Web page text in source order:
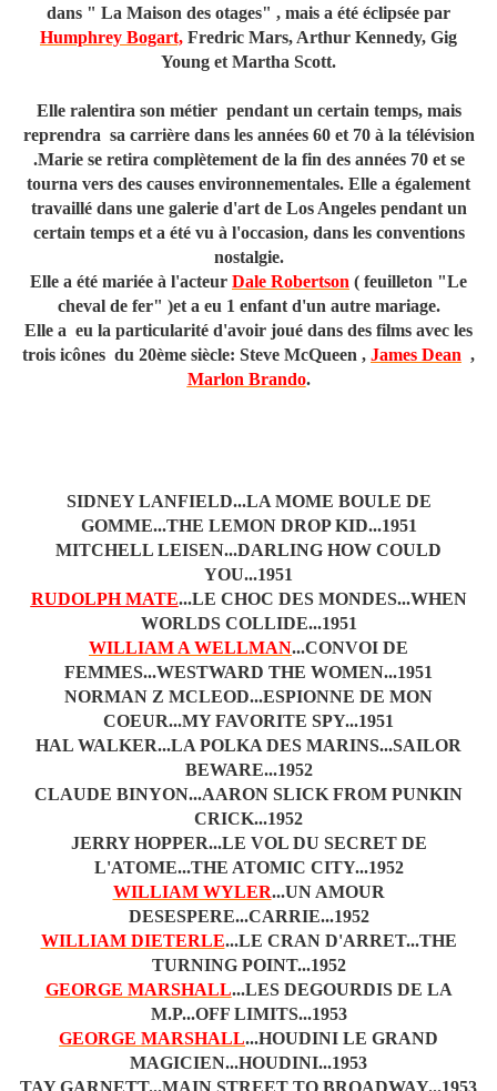
dans " La Maison des otages" , mais a été éclipsée par
Humphrey Bogart, Fredric Mars, Arthur Kennedy, Gig
Young et Martha Scott.
Elle ralentira son métier pendant un certain temps, mais
reprendra sa carrière dans les années 60 et 70 à la télévision
.Marie se retira complètement de la fin des années 70 et se
tourna vers des causes environnementales. Elle a également
travaillé dans une galerie d'art de Los Angeles pendant un
certain temps et a été vu à l'occasion, dans les conventions
nostalgie.
Elle a été mariée à l'acteur Dale Robertson ( feuilleton "Le
cheval de fer" )et a eu 1 enfant d'un autre mariage.
Elle a eu la particularité d'avoir joué dans des films avec les
trois icônes du 20ème siècle: Steve McQueen , James Dean ,
Marlon Brando.
SIDNEY LANFIELD...LA MOME BOULE DE
GOMME...THE LEMON DROP KID...1951
MITCHELL LEISEN...DARLING HOW COULD
YOU...1951
RUDOLPH MATE...LE CHOC DES MONDES...WHEN
WORLDS COLLIDE...1951
WILLIAM A WELLMAN...CONVOI DE
FEMMES...WESTWARD THE WOMEN...1951
NORMAN Z MCLEOD...ESPIONNE DE MON
COEUR...MY FAVORITE SPY...1951
HAL WALKER...LA POLKA DES MARINS...SAILOR
BEWARE...1952
CLAUDE BINYON...AARON SLICK FROM PUNKIN
CRICK...1952
JERRY HOPPER...LE VOL DU SECRET DE
L'ATOME...THE ATOMIC CITY...1952
WILLIAM WYLER...UN AMOUR
DESESPERE...CARRIE...1952
WILLIAM DIETERLE...LE CRAN D'ARRET...THE
TURNING POINT...1952
GEORGE MARSHALL...LES DEGOURDIS DE LA
M.P...OFF LIMITS...1953
GEORGE MARSHALL...HOUDINI LE GRAND
MAGICIEN...HOUDINI...1953